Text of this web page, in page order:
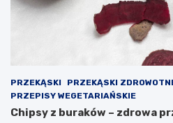
PRZEKĄSKI PRZEKĄSKI
PRZEPISY WEGETARIAŃSKIE
Chipsy z buraków – zdrowa